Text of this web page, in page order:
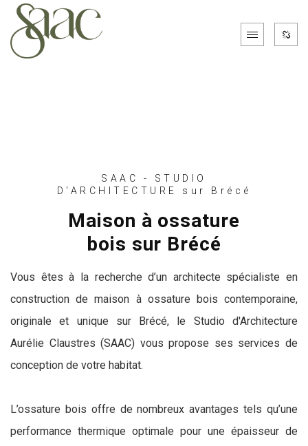
SAAC - STUDIO
D'ARCHITECTURE sur Brécé
Maison à ossature
bois sur Brécé
Vous êtes à la recherche d’un architecte spécialiste en
construction de maison à ossature bois contemporaine,
originale et unique sur Brécé, le Studio d'Architecture
Aurélie Claustres (SAAC) vous propose ses services de
conception de votre habitat.
L’ossature bois offre de nombreux avantages tels qu’une
performance thermique optimale pour une épaisseur de